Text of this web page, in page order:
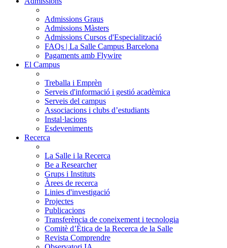
Admissions Graus
Admissions Màsters
Admissions Cursos d'Especialització
FAQs | La Salle Campus Barcelona
Pagaments amb Flywire
El Campus
Treballa i Emprèn
Serveis d'informació i gestió acadèmica
Serveis del campus
Associacions i clubs d’estudiants
Instal·lacions
Esdeveniments
Recerca
La Salle i la Recerca
Be a Researcher
Grups i Instituts
Àrees de recerca
Linies d'investigació
Projectes
Publicacions
Transferència de coneixement i tecnologia
Comitè d’Ètica de la Recerca de la Salle
Revista Comprendre